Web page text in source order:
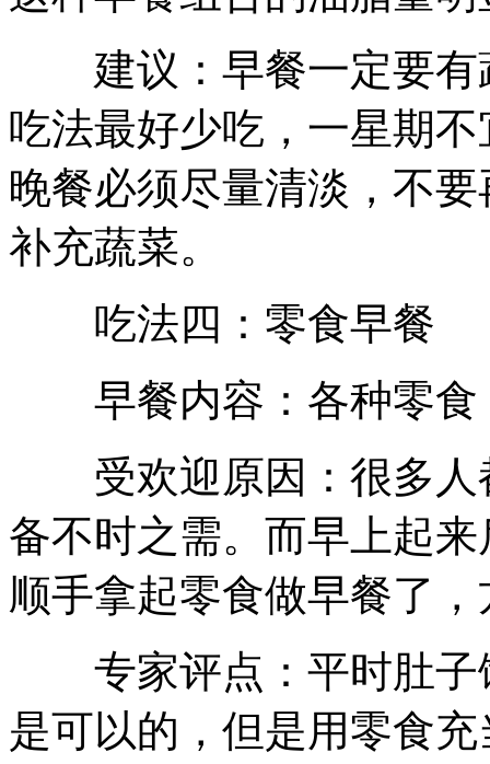
建议：早餐一定要有
吃法最好少吃，一星期
晚餐必须尽量清淡，不
补充蔬菜。
吃法四：零食早餐
早餐内容：各种零食
受欢迎原因：很多人
备不时之需。而早上起
顺手拿起零食做早餐了
专家评点：平时肚子
是可以的，但是用零食